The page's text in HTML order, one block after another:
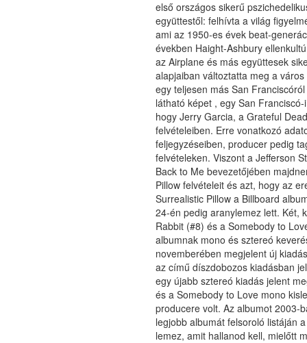
első országos sikerű
együttestől: felhívta a világ
ami az 1950-es évek beat-
években Haight-Ashbury
az Airplane és más együttesek
alapjaiban változtatta meg a
egy teljesen más San
látható képet , egy San
hogy Jerry Garcia, a Grateful
felvételeiben. Erre vonatkozó
feljegyzéseiben, producer pedig
felvételeken. Viszont a Jefferson
Back to Me bevezetőjében
Pillow felvételeit és azt, hogy az
Surrealistic Pillow a Billboard
24-én pedig aranylemez lett. Két,
Rabbit (#8) és a Somebody to
albumnak mono és sztereó
novemberében megjelent új
az című díszdobozos kiadásban
egy újabb sztereó kiadás jelent
és a Somebody to Love mono
producere volt. Az albumot 2003-
legjobb albumát felsoroló listáján
lemez, amit hallanod kell, mielőtt